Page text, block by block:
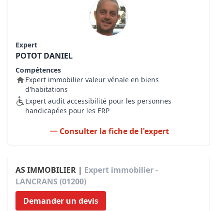
Expert
POTOT DANIEL
Compétences
Expert immobilier valeur vénale en biens
d'habitations
Expert audit accessibilité pour les personnes
handicapées pour les ERP
Consulter la fiche de l'expert
AS IMMOBILIER | Expert immobilier -
LANCRANS (01200)
Demander un devis